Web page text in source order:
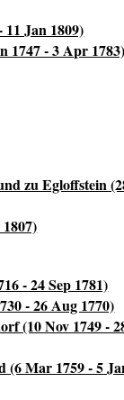
Jan 1809)
1747 - 3 Apr
zu Egloffstein
- 24 Sep 1781)
- 26 Aug 1770)
(10 Nov 1749 -
(6 Mar 1759 - 5